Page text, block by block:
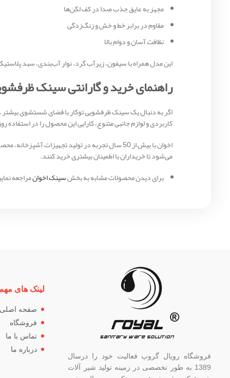
مجهز به عایق جذب صدا در کف لگن‌ها
مقاوم در برابر خط و خش و زنگ‌زدگی
نظافت آسان و دوام بالا
این مدل همراه با سیفون، زیرآب گرد، نوار آب‌بندی، سبد
راهنمای خرید و گارانتی سینک
کاربردی و لوازم جانبی متنوع، کارایی این محصول را در
می‌شود تا خریداران با اطمینان بیشتری خرید کنند.
برای دیدن محصولات مشابه به بخشسینک اخوانمراجعه
فروشگاه رویال گروپ فعالیت خود را درسال
1389 به طور تخصصی در زمینه تولید شیر آلات
لینک های
صفحه
فروشگاه
تماس با ما
درباره ما